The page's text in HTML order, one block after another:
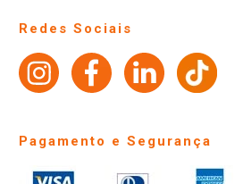
Perguntas frequentes
Identidade Visual
Redes Sociais
Pagamento e Segurança